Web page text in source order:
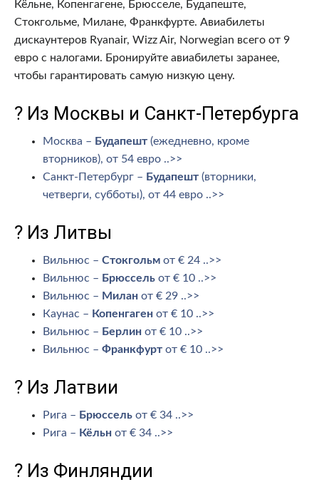
Кёльне, Копенгагене, Брюсселе, Будапеште,
Стокгольме, Милане, Франкфурте. Авиабилеты
дискаунтеров Ryanair, Wizz Air, Norwegian всего от 9
евро с налогами. Бронируйте авиабилеты заранее,
чтобы гарантировать самую низкую цену.
? Из Москвы и Санкт-Петербурга
Москва – Будапешт (ежедневно, кроме
вторников), от 54 евро ..>>
Санкт-Петербург – Будапешт (вторники,
четверги, субботы), от 44 евро ..>>
? Из Литвы
Вильнюс – Стокгольм от € 24 ..>>
Вильнюс – Брюссель от € 10 ..>>
Вильнюс – Милан от € 29 ..>>
Каунас – Копенгаген от € 10 ..>>
Вильнюс – Берлин от € 10 ..>>
Вильнюс – Франкфурт от € 10 ..>>
? Из Латвии
Рига – Брюссель от € 34 ..>>
Рига – Кёльн от € 34 ..>>
? Из Финляндии